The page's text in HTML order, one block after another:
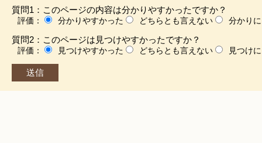
質問1：このページの内容は分かりやすかったですか？
評価： 分かりやすかった どちらとも言えない 分かり
質問2：このページは見つけやすかったですか？
評価： 見つけやすかった どちらとも言えない 見つけ